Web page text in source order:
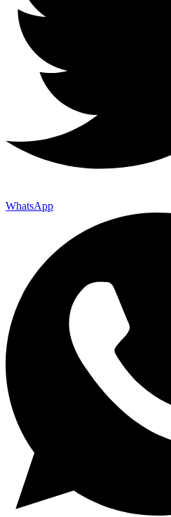
WhatsApp